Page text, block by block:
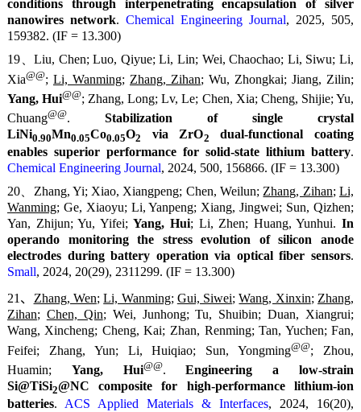
conditions through interpenetrating encapsulation of silver
nanowires network. Chemical Engineering Journal, 2025, 505,
159382. (IF = 13.300)
19、Liu, Chen; Luo, Qiyue; Li, Lin; Wei, Chaochao; Li, Siwu; Li,
Xia@@; Li, Wanming; Zhang, Zihan; Wu, Zhongkai; Jiang, Zilin;
Yang, Hui@@; Zhang, Long; Lv, Le; Chen, Xia; Cheng, Shijie; Yu,
Chuang@@. Stabilization of single crystal
LiNi0.90Mn0.05Co0.05O2 via ZrO2 dual-functional coating
enables superior performance for solid-state lithium battery.
Chemical Engineering Journal, 2024, 500, 156866. (IF = 13.300)
20、Zhang, Yi; Xiao, Xiangpeng; Chen, Weilun;Zhang, Zihan;Li,
Wanming; Ge, Xiaoyu; Li, Yanpeng; Xiang, Jingwei; Sun, Qizhen;
Yan, Zhijun; Yu, Yifei;Yang, Hui; Li, Zhen; Huang, Yunhui.In
operando monitoring the stress evolution of silicon anode
electrodes during battery operation via optical fiber sensors.
Small, 2024, 20(29), 2311299. (IF = 13.300)
21、 Zhang, Wen;Li, Wanming; Gui, Siwei;Wang, Xinxin;Zhang,
Zihan; Chen, Qin; Wei, Junhong; Tu, Shuibin; Duan, Xiangrui;
Wang, Xincheng; Cheng, Kai; Zhan, Renming; Tan, Yuchen; Fan,
Feifei; Zhang, Yun; Li, Huiqiao; Sun, Yongming@@; Zhou,
Huamin; Yang, Hui@@.Engineering a low-strain
Si@TiSi2@NC composite for high-performance lithium-ion
batteries. ACS Applied Materials & Interfaces, 2024, 16(20),